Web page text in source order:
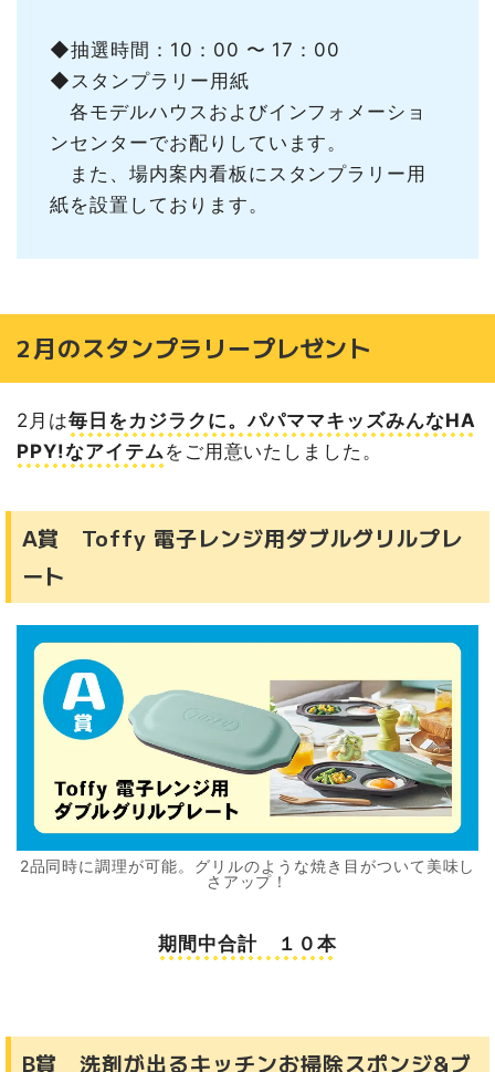
◆抽選時間：10：00 〜 17：00
◆スタンプラリー用紙
各モデルハウスおよびインフォメーショ
ンセンターでお配りしています。
また、場内案内看板にスタンプラリー用
紙を設置しております。
2月のスタンプラリープレゼント
2月は毎日をカジラクに。パパママキッズみんなHA
PPY!なアイテム をご用意いたしました。
A賞 Toffy 電子レンジ用ダブルグリルプレ
ート
2品同時に調理が可能。グリルのような焼き目がついて美味し
さアップ！
期間中合計 １０本
B賞 洗剤が出るキッチンお掃除スポンジ&ブ